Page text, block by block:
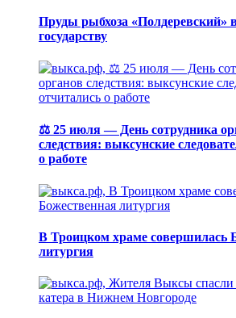
Пруды рыбхоза «Полдеревский»
государству
⚖️ 25 июля — День сотрудника
следствия: выксунские
о работе
В Троицком храме совершилась
литургия